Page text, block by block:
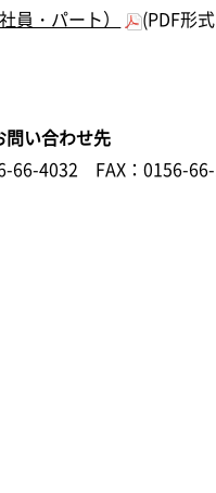
・パート） (PDF形
問い合わせ先
66-4032 FAX：0156-